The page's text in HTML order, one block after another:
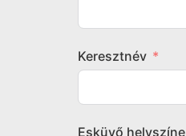
Keresztnév
Esküvő helyszíne